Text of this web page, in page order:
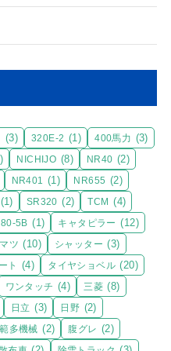
(3) 320E-2 (1) 400馬力 (3)
NICHIJO (8) NR40 (2)
NR401 (1) NR655 (2)
(1) SR320 (2) TCM (4)
5B (1) キャタピラー (12)
ツ (10) シャッター (3)
ト (4) タイヤショベル (20)
ワンタッチ (4) 三菱 (8)
日立 (3) 日野 (2)
範多機械 (2) 腹グレ (2)